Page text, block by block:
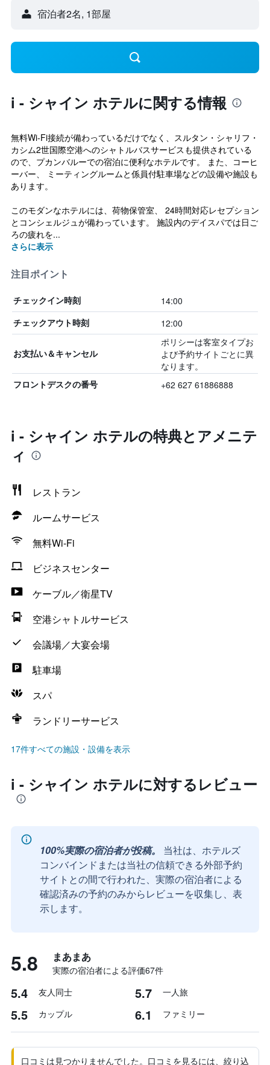
宿泊者2名, 1​部屋
i - シャイン ホテルに関する情報
無料Wi-Fi接続が備わっているだけでなく、スルタン・シャリフ・
カシム2世国際空港へのシャトルバスサービスも提供されている
ので、プカンバルーでの宿泊に便利なホテルです。 また、コーヒ
ーバー、 ミーティングルームと係員付駐車場などの設備や施設も
あります。
このモダンなホテルには、荷物保管室、 24時間対応レセプション
とコンシェルジュが備わっています。 施設内のデイスパでは日ご
ろの疲れを...
さらに表示
注目ポイント
チェックイン時刻 14:00
チェックアウト時刻 12:00
お支払い＆キャンセル
ポリシーは客室タイプお
よび予約サイトごとに異
なります。
フロントデスクの番号 +62 627 61886888
i - シャイン ホテルの特典とアメニテ
ィ
レストラン
ルームサービス
無料Wi-Fi
ビジネスセンター
ケーブル／衛星TV
空港シャトルサービス
会議場／大宴会場
駐車場
スパ
ランドリーサービス
17件すべての施設・設備を表示
i - シャイン ホテルに対するレビュー
100%実際の宿泊者が投稿。
当社は、ホテルズ
コンバインドまたは当社の信頼できる外部予約
サイトとの間で行われた、実際の宿泊者による
確認済みの予約のみからレビューを収集し、表
示します。
5.8 まあまあ
実際の宿泊者による評価67​件
5.4 友人同士 5.7 一人旅
5.5 カップル 6.1 ファミリー
口コミは見つかりませんでした。口コミを見るには、絞り込